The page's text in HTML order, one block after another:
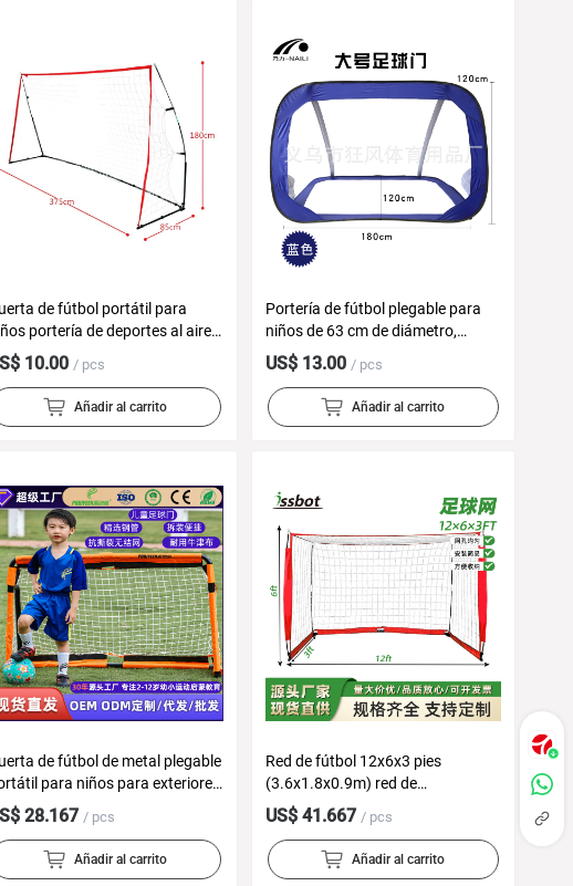
de fútbol portátil para
portería de deportes al aire
entrenamiento infantil
amarillo Escuela Primaria
fútbol Net
10.00 / pcs
Añadir al carrito
Portería de fútbol plegable para
niños de 63 cm de diámetro,
portería de fútbol portátil para
playa y exteriores, suministros
para niños de gran tamaño
US$ 13.00 / pcs
Añadir al carrito
de fútbol de metal plegable
para niños para exteriores
ligero para entrenamiento
Red de fútbol
28.167 / pcs
Añadir al carrito
Red de fútbol 12x6x3 pies
(3.6x1.8x0.9m) red de
entrenamiento de fútbol móvil y
portátil portería de fútbol
transfronteriza
US$ 41.667 / pcs
Añadir al carrito